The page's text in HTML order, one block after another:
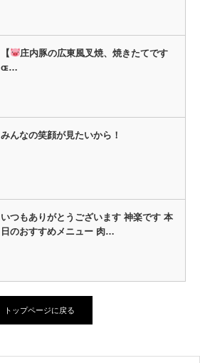
【
庄内豚の広東風叉焼、焼きたてです
ɶ…
みんなの笑顔が見たいから！
いつもありがとうございます 神楽です 本
日のおすすめメニュー 肉…
トップページに戻る